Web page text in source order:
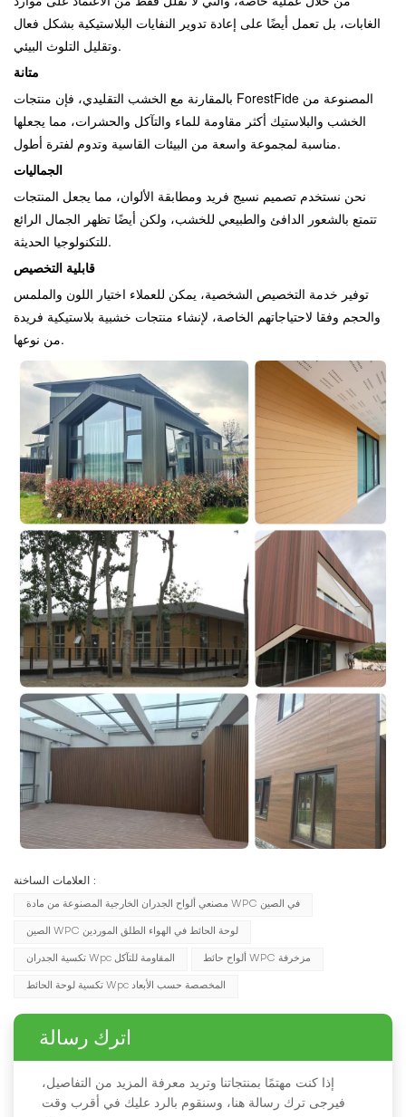
الغابات، بل تعمل أيضًا على إعادة تدوير النفايات البلاستيكية بشكل فعال
وتقليل التلوث البيئي.
متانة
بالمقارنة مع الخشب التقليدي، فإن منتجات ForestFide المصنوعة من
الخشب والبلاستيك أكثر مقاومة للماء والتآكل والحشرات، مما يجعلها
مناسبة لمجموعة واسعة من البيئات القاسية وتدوم لفترة أطول.
الجماليات
نحن نستخدم تصميم نسيج فريد ومطابقة الألوان، مما يجعل المنتجات
تتمتع بالشعور الدافئ والطبيعي للخشب، ولكن أيضًا تظهر الجمال الرائع
للتكنولوجيا الحديثة.
قابلية التخصيص
توفير خدمة التخصيص الشخصية، يمكن للعملاء اختيار اللون والملمس
والحجم وفقا لاحتياجاتهم الخاصة، لإنشاء منتجات خشبية بلاستيكية فريدة
من نوعها.
العلامات الساخنة :
مصنعي ألواح الجدران الخارجية المصنوعة من مادة WPC في الصين
الصين WPC لوحة الحائط في الهواء الطلق الموردين
تكسية الجدران Wpc المقاومة للتآكل ألواح حائط WPC مزخرفة
تكسية لوحة الحائط Wpc المخصصة حسب الأبعاد
اترك رسالة
إذا كنت مهتمًا بمنتجاتنا وتريد معرفة المزيد من التفاصيل،
فيرجى ترك رسالة هنا، وسنقوم بالرد عليك في أقرب وقت